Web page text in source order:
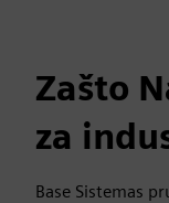
Zašto
za
Base Sistemas